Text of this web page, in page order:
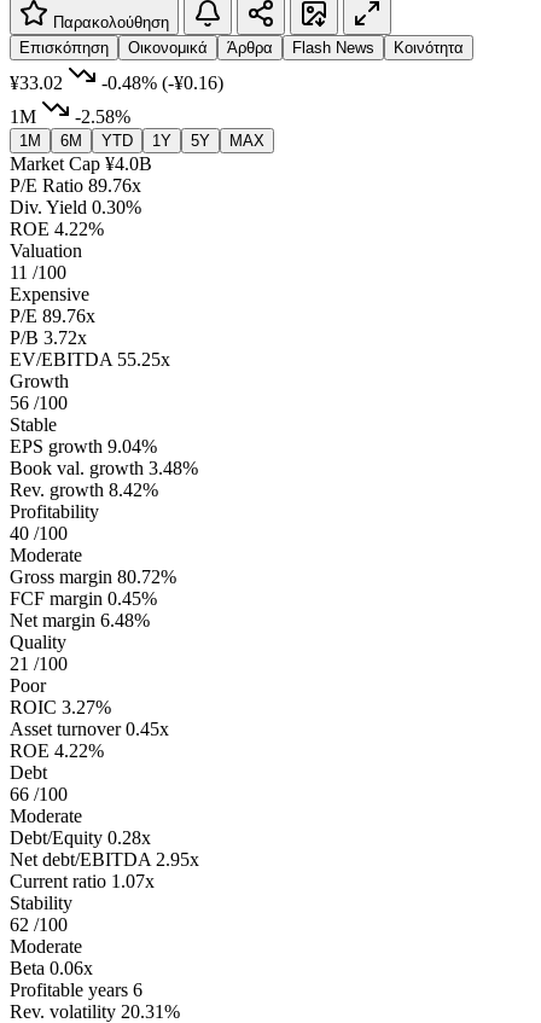
Παρακολούθηση
Επισκόπηση
Οικονομικά Άρθρα Flash News Κοινότητα
¥33.02 -0.48% (-¥0.16)
1M
-2.58%
1M 6M YTD 1Y 5Y MAX
Market Cap ¥4.0B
P/E Ratio 89.76x
Div. Yield 0.30%
ROE 4.22%
Valuation
11 /100
Expensive
P/E 89.76x
P/B 3.72x
EV/EBITDA 55.25x
Growth
56 /100
Stable
EPS growth 9.04%
Book val. growth 3.48%
Rev. growth 8.42%
Profitability
40 /100
Moderate
Gross margin 80.72%
FCF margin 0.45%
Net margin 6.48%
Quality
21 /100
Poor
ROIC 3.27%
Asset turnover 0.45x
ROE 4.22%
Debt
66 /100
Moderate
Debt/Equity 0.28x
Net debt/EBITDA 2.95x
Current ratio 1.07x
Stability
62 /100
Moderate
Beta 0.06x
Profitable years 6
Rev. volatility 20.31%